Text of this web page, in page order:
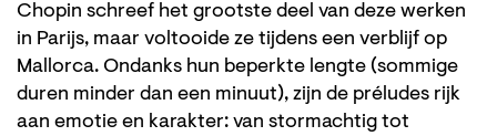
Chopin schreef het grootste deel van deze werken
in Parijs, maar voltooide ze tijdens een verblijf op
Mallorca. Ondanks hun beperkte lengte (sommige
duren minder dan een minuut), zijn de préludes rijk
aan emotie en karakter: van stormachtig tot